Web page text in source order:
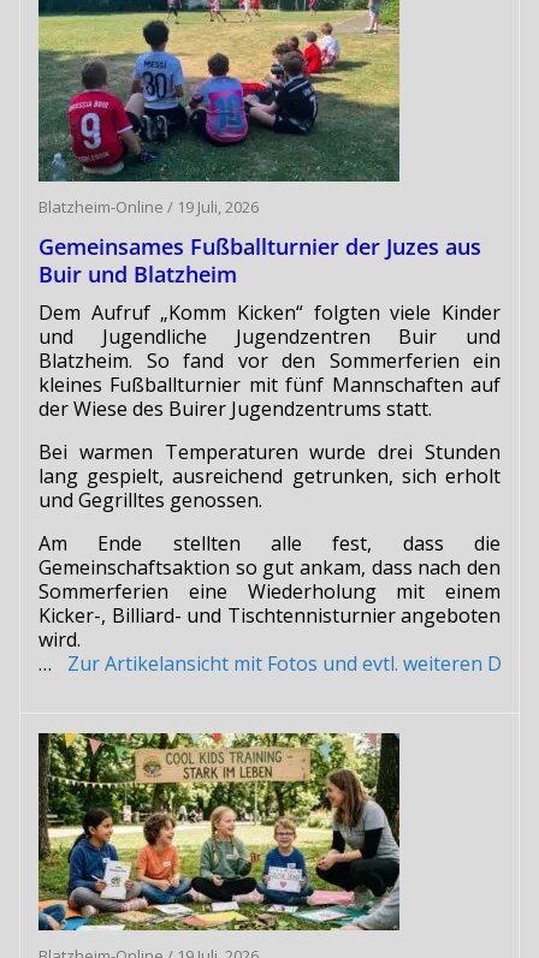
Blatzheim-Online / 19 Juli, 2026
Gemeinsames Fußballturnier der Juzes aus
Buir und Blatzheim
Dem Aufruf „Komm Kicken“ folgten viele Kinder
und Jugendliche Jugendzentren Buir und
Blatzheim. So fand vor den Sommerferien ein
kleines Fußballturnier mit fünf Mannschaften auf
der Wiese des Buirer Jugendzentrums statt.
Bei warmen Temperaturen wurde drei Stunden
lang gespielt, ausreichend getrunken, sich erholt
und Gegrilltes genossen.
Am Ende stellten alle fest, dass die
Gemeinschaftsaktion so gut ankam, dass nach den
Sommerferien eine Wiederholung mit einem
Kicker-, Billiard- und Tischtennisturnier angeboten
wird.
…Zur Artikelansicht mit Fotos und evtl. weiteren